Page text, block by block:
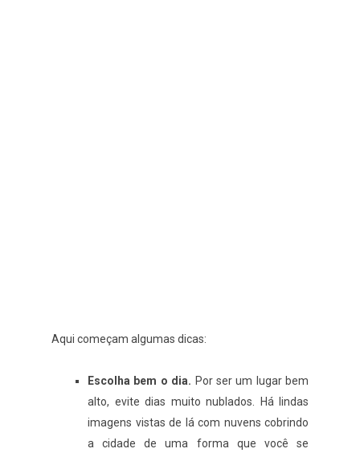
Aqui começam algumas dicas:
Escolha bem o dia. Por ser um lugar bem
alto, evite dias muito nublados. Há lindas
imagens vistas de lá com nuvens cobrindo
a cidade de uma forma que você se